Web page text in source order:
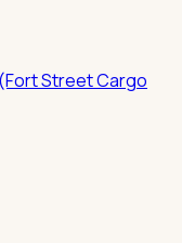
Street Cargo